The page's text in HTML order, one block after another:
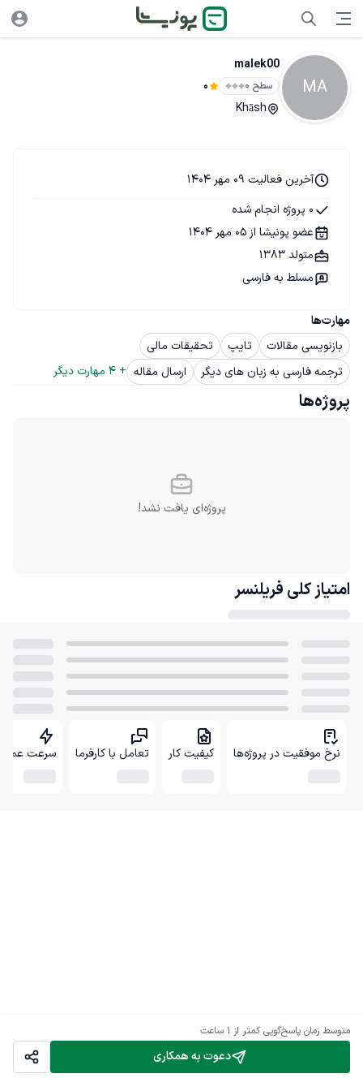
MA
malek00
سطح ۰ 0
Khāsh
دعوت به همکاری
متوسط زمان پاسخ‌گویی کمتر از 1 ساعت
مهارت‌ها
بازنویسی مقالات
تایپ
تحقیقات مالی
ترجمه فارسی به زبان های دیگر
ارسال مقاله +
4 مهارت دیگر
آخرین فعالیت 09 مهر 1404
0 پروژه انجام شده
عضو پونیشا از 05 مهر 1404
متولد 1383
مسلط به فارسی
پروژه‌ها
پروژه‌ای یافت نشد!
امتیاز کلی فریلنسر
نرخ موفقیت در پروژه‌ها کیفیت کار تعامل با کارفرما سرعت عمل